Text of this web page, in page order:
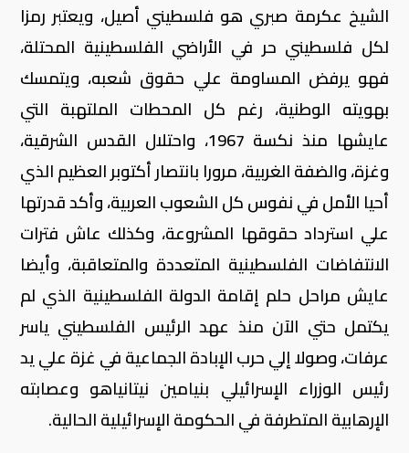
الشيخ عكرمة صبري هو فلسطيني أصيل، ويعتبر رمزا
لكل فلسطيني حر في الأراضي الفلسطينية المحتلة،
فهو يرفض المساومة علي حقوق شعبه، ويتمسك
بهويته الوطنية، رغم كل المحطات الملتهبة التي
عايشها منذ نكسة 1967، واحتلال القدس الشرقية،
وغزة، والضفة الغربية، مرورا بانتصار أكتوبر العظيم الذي
أحيا الأمل في نفوس كل الشعوب العربية، وأكد قدرتها
علي استرداد حقوقها المشروعة، وكذلك عاش فترات
الانتفاضات الفلسطينية المتعددة والمتعاقبة، وأيضا
عايش مراحل حلم إقامة الدولة الفلسطينية الذي لم
يكتمل حتي الآن منذ عهد الرئيس الفلسطيني ياسر
عرفات، وصولا إلي حرب الإبادة الجماعية في غزة علي يد
رئيس الوزراء الإسرائيلي بنيامين نيتانياهو وعصابته
الإرهابية المتطرفة في الحكومة الإسرائيلية الحالية.